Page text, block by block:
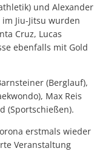
und Alexander
Jiu-Jitsu wurden
Cruz, Lucas
ebenfalls mit Gold
(Berglauf),
Max Reis
(Sportschießen).
erstmals wieder
Veranstaltung